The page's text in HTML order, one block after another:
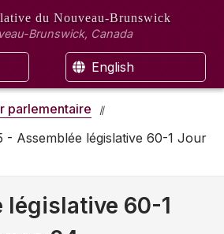
du Nouveau-Brunswick
Brunswick, Canada
English
parlementaire
- Assemblée législative 60-1 Jour
législative 60-1